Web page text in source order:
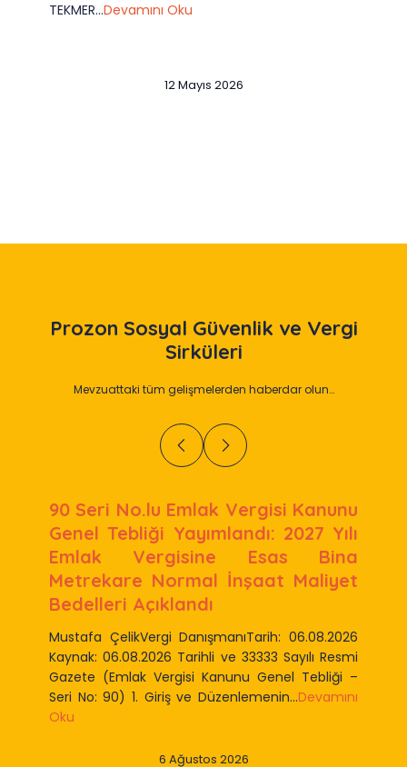
TEKMER...Devamını Oku
12 Mayıs 2026
Prozon Sosyal Güvenlik ve Vergi
Sirküleri
Mevzuattaki tüm gelişmelerden haberdar olun…
90 Seri No.lu Emlak Vergisi Kanunu
Genel Tebliği Yayımlandı: 2027 Yılı
Emlak Vergisine Esas Bina
Metrekare Normal İnşaat Maliyet
Bedelleri Açıklandı
Mustafa ÇelikVergi DanışmanıTarih: 06.08.2026
Kaynak: 06.08.2026 Tarihli ve 33333 Sayılı Resmi
Gazete (Emlak Vergisi Kanunu Genel Tebliği –
Seri No: 90) 1. Giriş ve Düzenlemenin...Devamını
Oku
6 Ağustos 2026